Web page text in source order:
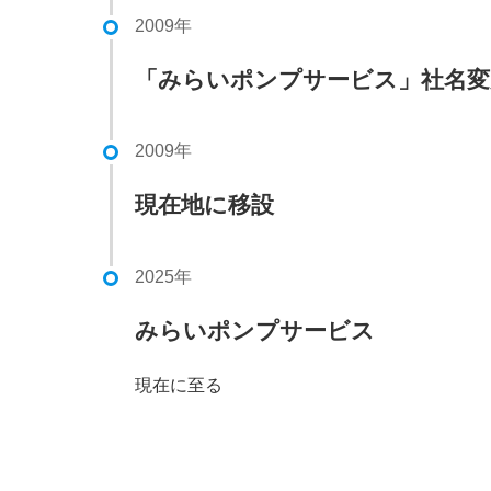
2009年
「みらいポンプサービス」社名
2009年
現在地に移設
2025年
みらいポンプサービス
現在に至る